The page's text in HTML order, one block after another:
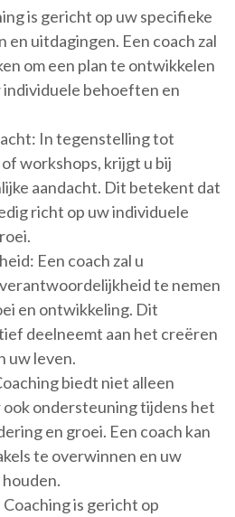
is gericht op uw specifieke
en uitdagingen. Een coach zal
om een plan te ontwikkelen
individuele behoeften en
In tegenstelling tot
workshops, krijgt u bij
aandacht. Dit betekent dat
richt op uw individuele
Een coach zal u
te nemen
en ontwikkeling. Dit
deelneemt aan het creëren
uw leven.
biedt niet alleen
ook ondersteuning tijdens het
en groei. Een coach kan
te overwinnen en uw
is gericht op